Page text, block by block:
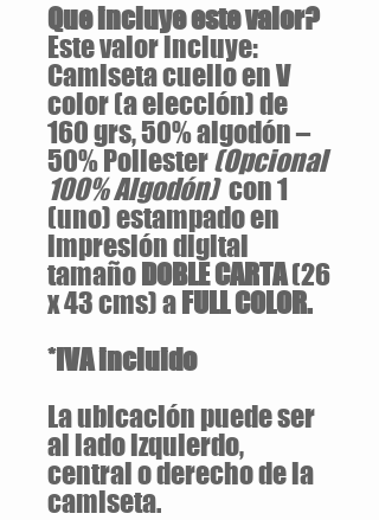
Que incluye este valor?
Este valor incluye:
Camiseta cuello en V
color (a elección) de
160 grs, 50% algodón –
50% Poliester(Opcional
100% Algodón)con 1
(uno) estampado en
impresión digital
tamaño DOBLE CARTA(26
x 43 cms) a FULL COLOR.
*IVA incluido
La ubicación puede ser
al lado izquierdo,
central o derecho de la
camiseta.